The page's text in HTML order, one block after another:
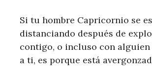
Si tu hombre Capricornio se
distanciando después de
contigo, o incluso con alguien
a ti, es porque está